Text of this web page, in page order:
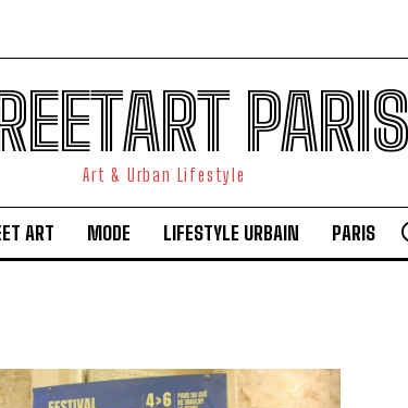
PARIS
Art & Urban Lifestyle
ART MODE LIFESTYLE URBAIN PARIS